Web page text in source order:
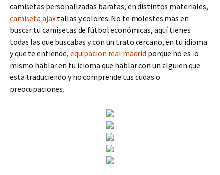
camisetas personalizadas baratas, en distintos materiales,
camiseta ajax tallas y colores. No te molestes mas en
buscar tu camisetas de fútbol económicas, aquí tienes
todas las que buscabas y con un trato cercano, en tu idioma
y que te entiende, equipacion real madrid porque no es lo
mismo hablar en tu idioma que hablar con un alguien que
esta traduciendo y no comprende tus dudas o
preocupaciones.